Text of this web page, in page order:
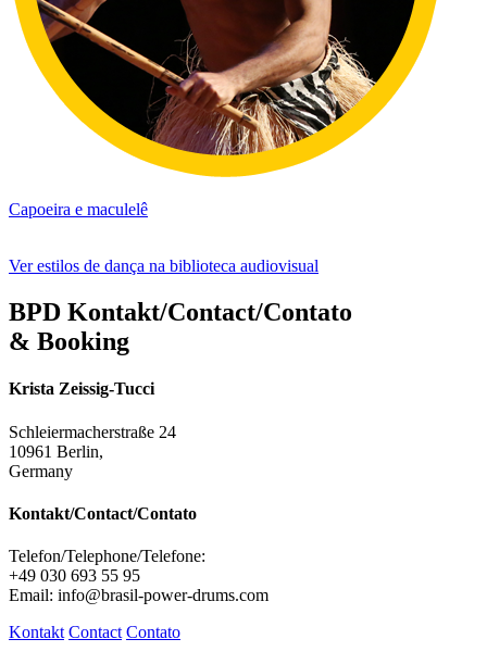
Capoeira e maculelê
Ver estilos de dança na biblioteca audiovisual
BPD Kontakt/Contact/Contato
& Booking
Krista Zeissig-Tucci
Schleiermacherstraße 24
10961 Berlin,
Germany
Kontakt/Contact/Contato
Telefon/Telephone/Telefone:
+49 030 693 55 95
Email: info@brasil-power-drums.com
Kontakt Contact Contato